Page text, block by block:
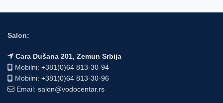
Salon:
Cara Dušana 201, Zemun Srbija
Mobilni: +381(0)64 813-30-94
Mobilni: +381(0)64 813-30-96
Email: salon@vodocentar.rs